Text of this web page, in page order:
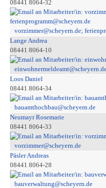
08441 8064-32
vorzimmer@scheyern.de;
Lange Andrea
08441 8064-10
Loos Daniel
08441 8064-34
bauamthochbau@scheyern.de
Neumayr Rosemarie
08441 8064-33
vorzimmer@scheyern.de
Päsler Andreas
08441 8064-28
bauverwaltung@scheyern.de